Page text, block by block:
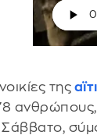
της
ανθρώπους,
Σάββατο,